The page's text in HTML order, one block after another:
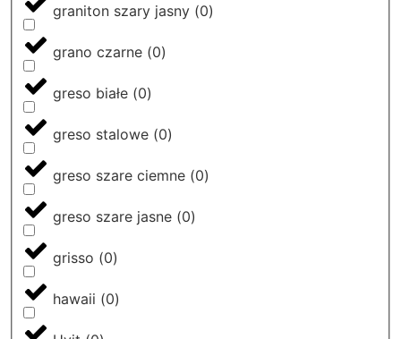
graniton szary jasny (0)
grano czarne (0)
greso białe (0)
greso stalowe (0)
greso szare ciemne (0)
greso szare jasne (0)
grisso (0)
hawaii (0)